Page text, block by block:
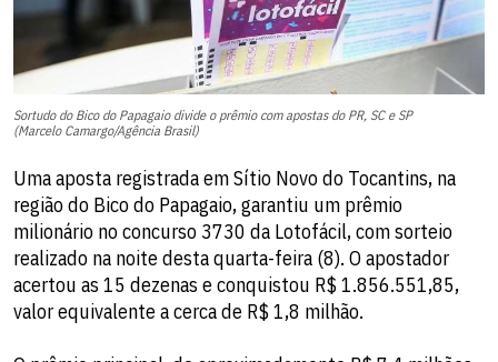
Sortudo do Bico do Papagaio divide o prêmio com apostas do PR, SC e SP
(Marcelo Camargo/Agência Brasil)
Uma aposta registrada em Sítio Novo do Tocantins, na
região do Bico do Papagaio, garantiu um prêmio
milionário no concurso 3730 da Lotofácil, com sorteio
realizado na noite desta quarta-feira (8). O apostador
acertou as 15 dezenas e conquistou R$ 1.856.551,85,
valor equivalente a cerca de R$ 1,8 milhão.